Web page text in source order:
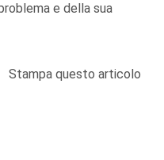
e della sua
Stampa questo articolo